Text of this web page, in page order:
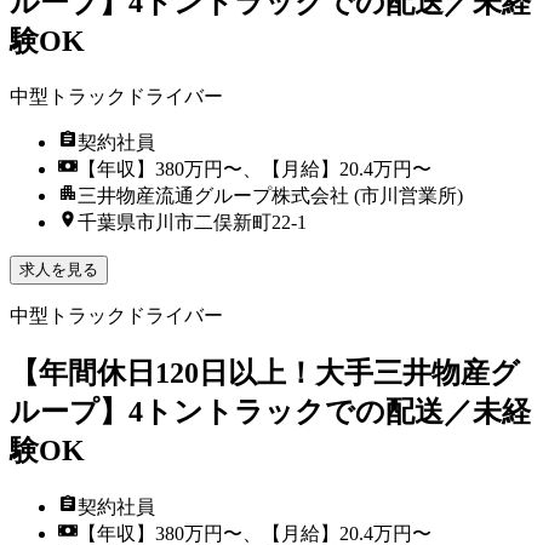
験OK
中型トラックドライバー
契約社員
【年収】380万円〜、【月給】20.4万円〜
三井物産流通グループ株式会社 (市川営業所)
千葉県市川市二俣新町22-1
求人を見る
中型トラックドライバー
【年間休日120日以上！大手三井物産グ
ループ】4トントラックでの配送／未経
験OK
契約社員
【年収】380万円〜、【月給】20.4万円〜